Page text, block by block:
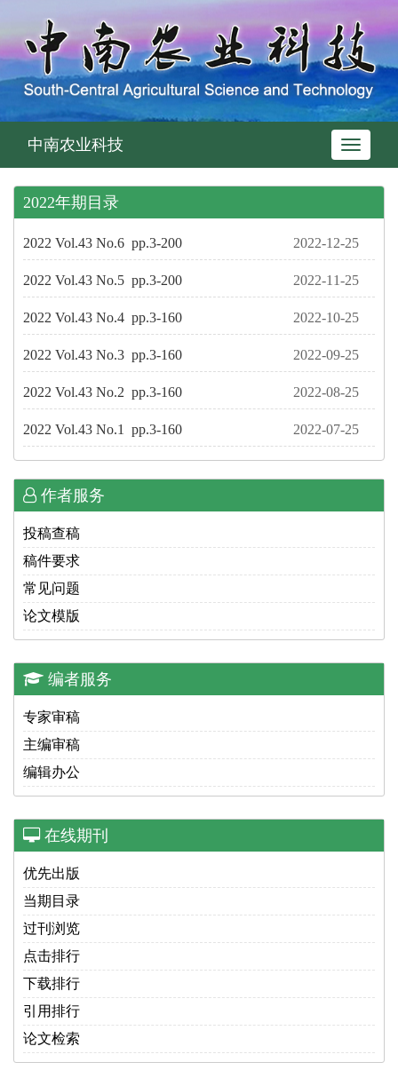
Toggle
中南农业科技
2022年期目录
2022 Vol.43 No.6 pp.3-200 2022-12-25
2022 Vol.43 No.5 pp.3-200 2022-11-25
2022 Vol.43 No.4 pp.3-160 2022-10-25
2022 Vol.43 No.3 pp.3-160 2022-09-25
2022 Vol.43 No.2 pp.3-160 2022-08-25
2022 Vol.43 No.1 pp.3-160 2022-07-25
作者服务
投稿查稿
稿件要求
常见问题
论文模版
编者服务
专家审稿
主编审稿
编辑办公
在线期刊
优先出版
当期目录
过刊浏览
点击排行
下载排行
引用排行
论文检索